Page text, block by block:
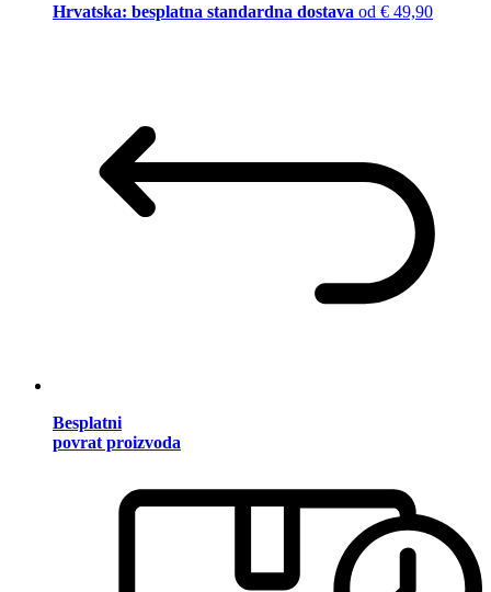
Hrvatska: besplatna standardna dostava od € 49,90
Besplatni
povrat proizvoda